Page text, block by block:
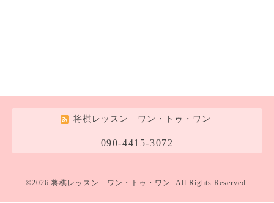
将棋レッスン ワン・トゥ・ワン
090-4415-3072
©2026 将棋レッスン ワン・トゥ・ワン . All Rights Reserved.